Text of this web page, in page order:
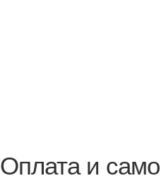
Оплата и